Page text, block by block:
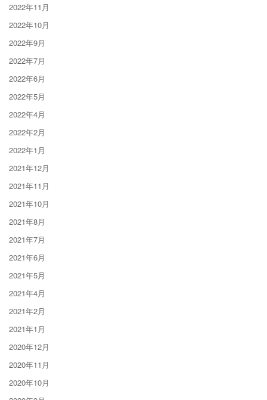
2022年11月
2022年10月
2022年9月
2022年7月
2022年6月
2022年5月
2022年4月
2022年2月
2022年1月
2021年12月
2021年11月
2021年10月
2021年8月
2021年7月
2021年6月
2021年5月
2021年4月
2021年2月
2021年1月
2020年12月
2020年11月
2020年10月